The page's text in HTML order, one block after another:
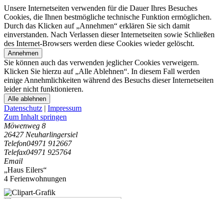
Unsere Internetseiten verwenden für die Dauer Ihres Besuches
Cookies, die Ihnen bestmögliche technische Funktion ermöglichen.
Durch das Klicken auf „Annehmen“ erklären Sie sich damit
einverstanden. Nach Verlassen dieser Internetseiten sowie Schließen
des Internet-Browsers werden diese Cookies wieder gelöscht.
Annehmen
Sie können auch das verwenden jeglicher Cookies verweigern.
Klicken Sie hierzu auf „Alle Ablehnen“. In diesem Fall werden
einige Annehmlichkeiten während des Besuchs dieser Internetseiten
leider nicht funktionieren.
Alle ablehnen
Datenschutz | Impressum
Zum Inhalt springen
Möwenweg 8
26427 Neuharlingersiel
Telefon04971 912667
Telefax04971 925764
Email
„Haus Eilers“
4 Ferienwohnungen